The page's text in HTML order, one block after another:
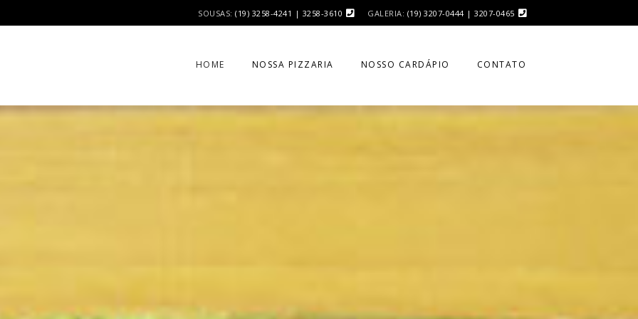
SOUSAS: (19) 3258-4241 | 3258-3610 GALERIA: (19) 3207-0444 | 3207-0465
HOME NOSSA PIZZARIA NOSSO CARDÁPIO CONTATO